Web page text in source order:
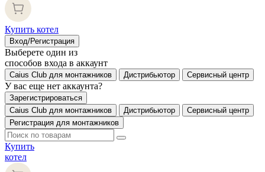
Купить котел
Вход/Регистрация
Выберете один из
способов входа в аккаунт
Caius Club для монтажников Дистрибьютор Сервисный центр
У вас еще нет аккаунта?
Зарегистрироваться
Caius Club для монтажников
Дистрибьютор
Сервисный центр
Регистрация для монтажников
Купить
котел